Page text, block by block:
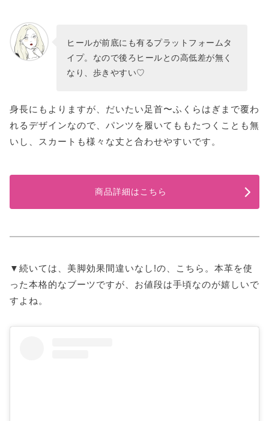
ヒールが前底にも有るプラットフォームタ
イプ。なので後ろヒールとの高低差が無く
なり、歩きやすい♡
身長にもよりますが、だいたい足首〜ふくらはぎまで覆わ
れるデザインなので、パンツを履いてももたつくことも無
いし、スカートも様々な丈と合わせやすいです。
商品詳細はこちら
▼続いては、美脚効果間違いなし!の、こちら。本革を使
った本格的なブーツですが、お値段は手頃なのが嬉しいで
すよね。